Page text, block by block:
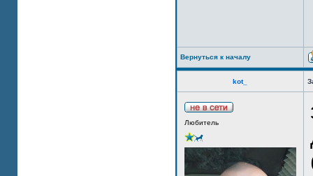
Вернуться к началу
kot_
Любитель